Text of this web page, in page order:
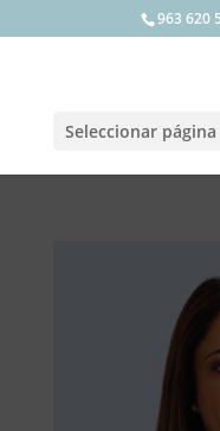
963 620
Seleccionar página